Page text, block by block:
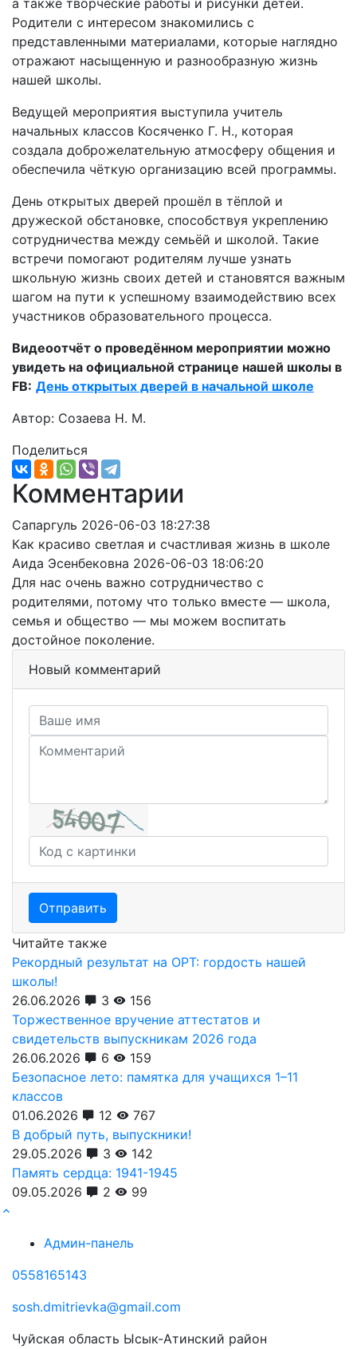
а также творческие работы и рисунки детей.
Родители с интересом знакомились с
представленными материалами, которые наглядно
отражают насыщенную и разнообразную жизнь
нашей школы.
Ведущей мероприятия выступила учитель
начальных классов Косяченко Г. Н., которая
создала доброжелательную атмосферу общения и
обеспечила чёткую организацию всей программы.
День открытых дверей прошёл в тёплой и
дружеской обстановке, способствуя укреплению
сотрудничества между семьёй и школой. Такие
встречи помогают родителям лучше узнать
школьную жизнь своих детей и становятся важным
шагом на пути к успешному взаимодействию всех
участников образовательного процесса.
Видеоотчёт о проведённом мероприятии можно
увидеть на официальной странице нашей школы в
FB: День открытых дверей в начальной школе
Автор: Созаева Н. М.
Поделиться
Комментарии
Сапаргуль 2026-06-03 18:27:38
Как красиво светлая и счастливая жизнь в школе
Аида Эсенбековна 2026-06-03 18:06:20
Для нас очень важно сотрудничество с
родителями, потому что только вместе — школа,
семья и общество — мы можем воспитать
достойное поколение.
Новый комментарий
Отправить
Читайте также
Рекордный результат на ОРТ: гордость нашей
школы!
26.06.2026
3
156
Торжественное вручение аттестатов и
свидетельств выпускникам 2026 года
26.06.2026
6
159
Безопасное лето: памятка для учащихся 1–11
классов
01.06.2026
12
767
В добрый путь, выпускники!
29.05.2026
3
142
Память сердца: 1941-1945
09.05.2026
2 99
Админ-панель
0558165143
sosh.dmitrievka@gmail.com
Чуйская область Ысык-Атинский район